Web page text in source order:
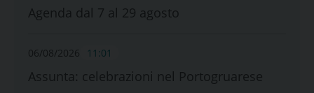
Agenda dal 7 al 29 agosto
06/08/2026 11:01
Assunta: celebrazioni nel Portogruarese